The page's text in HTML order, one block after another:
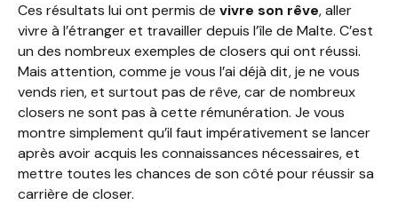
Ces résultats lui ont permis de vivre son rêve, aller
vivre à l’étranger et travailler depuis l’île de Malte. C’est
un des nombreux exemples de closers qui ont réussi.
Mais attention, comme je vous l’ai déjà dit, je ne vous
vends rien, et surtout pas de rêve, car de nombreux
closers ne sont pas à cette rémunération. Je vous
montre simplement qu’il faut impérativement se lancer
après avoir acquis les connaissances nécessaires, et
mettre toutes les chances de son côté pour réussir sa
carrière de closer.